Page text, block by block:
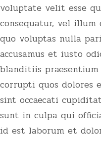
voluptate velit esse
consequatur, vel
quo voluptas nulla
accusamus et iusto
blanditiis
corrupti quos dolores
sint occaecati
sunt in culpa qui
id est laborum et